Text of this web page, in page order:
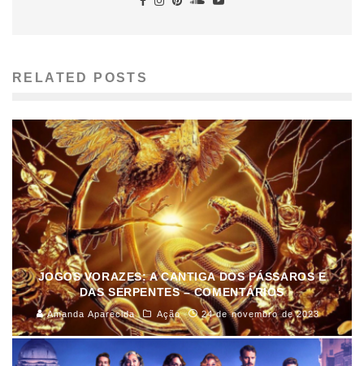
RELATED POSTS
JOGOS VORAZES: A CANTIGA DOS PÁSSAROS E
DAS SERPENTES – COMENTÁRIOS
Amanda Aparecida Ação 24 de novembro de 2023